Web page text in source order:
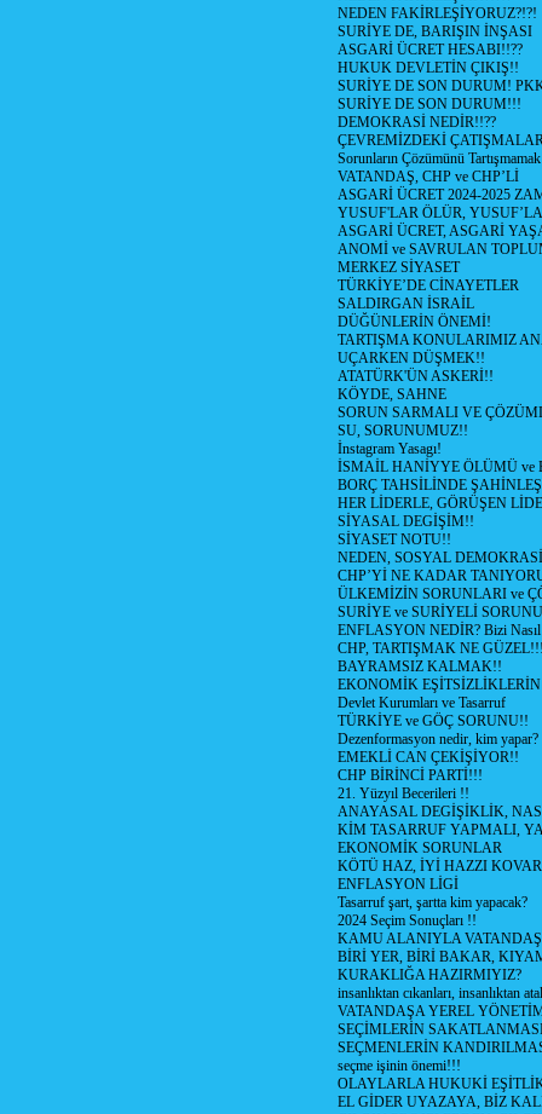
NEDEN FAKİRLEŞİYORUZ?!?!
SURİYE DE, BARIŞIN İNŞASI
ASGARİ ÜCRET HESABI!!??
HUKUK DEVLETİN ÇIKIŞ!!
SURİYE DE SON DURUM!
SURİYE DE SON DURUM!!!
DEMOKRASİ NEDİR!!??
ÇEVREMİZDEKİ
Sorunların Çözümünü
VATANDAŞ, CHP ve CHP’Lİ
ASGARİ ÜCRET 2024-2025
YUSUF'LAR ÖLÜR,
ASGARİ ÜCRET, ASGARİ
ANOMİ ve SAVRULAN
MERKEZ SİYASET
TÜRKİYE’DE CİNAYETLER
SALDIRGAN İSRAİL
DÜĞÜNLERİN ÖNEMİ!
TARTIŞMA KONULARIMIZ
UÇARKEN DÜŞMEK!!
ATATÜRK'ÜN ASKERİ!!
KÖYDE, SAHNE
SORUN SARMALI VE
SU, SORUNUMUZ!!
İnstagram Yasagı!
İSMAİL HANİYYE ÖLÜMÜ ve
BORÇ TAHSİLİNDE
HER LİDERLE, GÖRÜŞEN
SİYASAL DEGİŞİM!!
SİYASET NOTU!!
NEDEN, SOSYAL
CHP’Yİ NE KADAR
ÜLKEMİZİN SORUNLARI ve
SURİYE ve SURİYELİ
ENFLASYON NEDİR? Bizi
CHP, TARTIŞMAK NE
BAYRAMSIZ KALMAK!!
EKONOMİK
Devlet Kurumları ve Tasarruf
TÜRKİYE ve GÖÇ SORUNU!!
Dezenformasyon nedir, kim yapar?
EMEKLİ CAN ÇEKİŞİYOR!!
CHP BİRİNCİ PARTİ!!!
21. Yüzyıl Becerileri !!
ANAYASAL DEGİŞİKLİK,
KİM TASARRUF YAPMALI,
EKONOMİK SORUNLAR
KÖTÜ HAZ, İYİ HAZZI
ENFLASYON LİGİ
Tasarruf şart, şartta kim yapacak?
2024 Seçim Sonuçları !!
KAMU ALANIYLA
BİRİ YER, BİRİ BAKAR,
KURAKLIĞA HAZIRMIYIZ?
insanlıktan cıkanları, insanlıktan
VATANDAŞA YEREL
SEÇİMLERİN
SEÇMENLERİN
seçme işinin önemi!!!
OLAYLARLA HUKUKİ
EL GİDER UYAZAYA, BİZ